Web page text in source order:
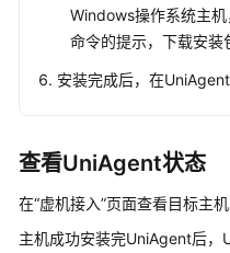
业
务
接
件
层
Windows操作系统主
命令的提示，下载安装
安装完成后，在UniAgent
查看UniAgent状态
在“虚机接入”页面查看目标主
主机成功安装完UniAgent后，